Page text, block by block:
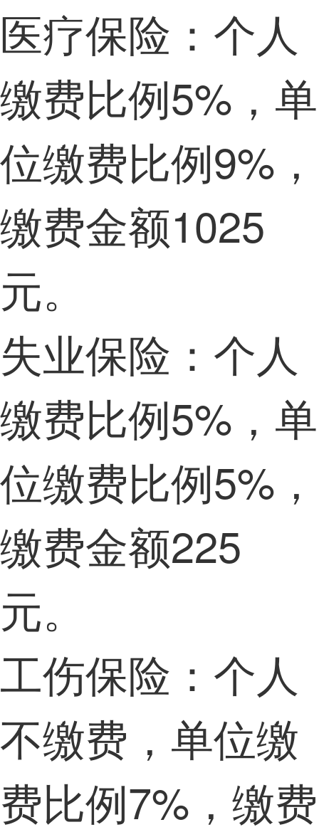
医疗保险：个人
缴费比例5%，单
位缴费比例9%，
缴费金额1025
元。
失业保险：个人
缴费比例5%，单
位缴费比例5%，
缴费金额225
元。
工伤保险：个人
不缴费，单位缴
费比例7%，缴费